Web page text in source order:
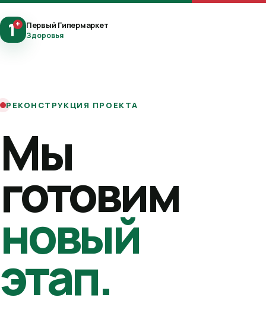
1+ Первый Гипермаркет
Здоровья
РЕКОНСТРУКЦИЯ ПРОЕКТА
Мы
готовим
новый
этап.